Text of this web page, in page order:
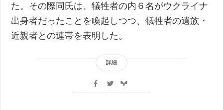
た。その際同氏は、犠牲者の内６名がウクライナ
出身者だったことを喚起しつつ、犠牲者の遺族・
近親者との連帯を表明した。
詳細